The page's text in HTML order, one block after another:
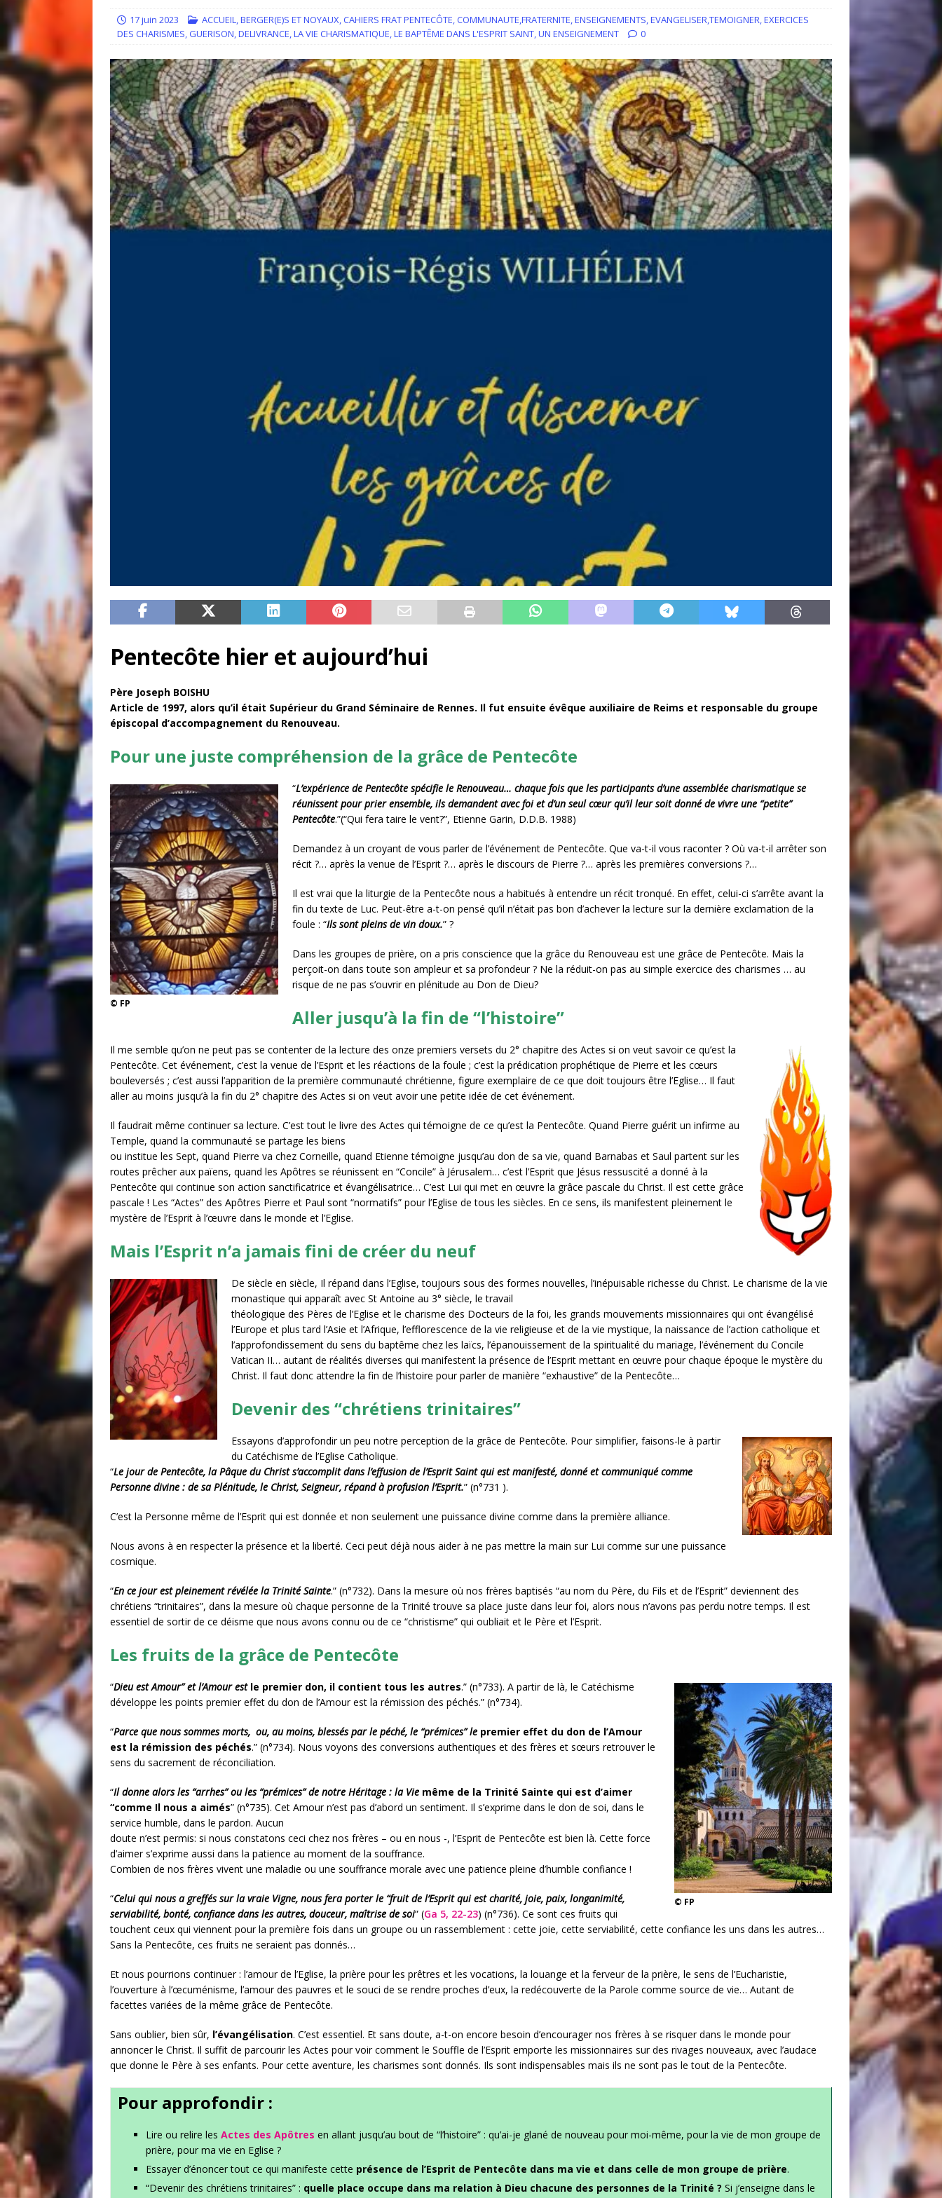
[ 14 juillet 2026 ] Quand la respiration devient prière
ACCUEIL
[ 30 juin 2026 ]
Regards sur l’encyclique “Magnifica Humanitas”. Par le Père Denis Broussat.
ACCUEIL
[ 30 juin 2026 ] Témoignage : “J’ai eu la grâce d’être visité par Dieu”
GUERISON, DELIVRANCE
[ 5 mai 2021 ] EDITO : Que votre joie soit parfaite ! Jn 15, 11 ACCOMPAGNEMENT SPIRITUEL
17 juin 2023 ACCUEIL,BERGER(E)S ET NOYAUX,CAHIERS FRAT PENTECÔTE,COMMUNAUTE,FRATERNITE,ENSEIGNEMENTS,EVANGELISER,TEMOIGNER,EXERCICES
DES CHARISMES, GUERISON, DELIVRANCE,LA VIE CHARISMATIQUE,LE BAPTÊME DANS L'ESPRIT SAINT,UN ENSEIGNEMENT 0
Pentecôte hier et aujourd’hui
Père Joseph BOISHU
Article de 1997, alors qu’il était Supérieur du Grand Séminaire de Rennes. Il fut ensuite évêque auxiliaire de Reims et responsable du groupe
épiscopal d’accompagnement du Renouveau.
Pour une juste compréhension de la grâce de Pentecôte
© FP
“L’expérience de Pentecôte spécifie le Renouveau… chaque fois que les participants d’une assemblée charismatique se
réunissent pour prier ensemble, ils demandent avec foi et d’un seul cœur qu’il leur soit donné de vivre une “petite”
Pentecôte.”(“Qui fera taire le vent?”, Etienne Garin, D.D.B. 1988)
Demandez à un croyant de vous parler de l’événement de Pentecôte. Que va-t-il vous raconter ? Où va-t-il arrêter son
récit ?… après la venue de l’Esprit ?… après le discours de Pierre ?… après les premières conversions ?…
Il est vrai que la liturgie de la Pentecôte nous a habitués à entendre un récit tronqué. En effet, celui-ci s’arrête avant la
fin du texte de Luc. Peut-être a-t-on pensé qu’il n’était pas bon d’achever la lecture sur la dernière exclamation de la
foule : “Ils sont pleins de vin doux.” ?
Dans les groupes de prière, on a pris conscience que la grâce du Renouveau est une grâce de Pentecôte. Mais la
perçoit-on dans toute son ampleur et sa profondeur ? Ne la réduit-on pas au simple exercice des charismes … au
risque de ne pas s’ouvrir en plénitude au Don de Dieu?
Aller jusqu’à la fin de “l’histoire”
Il me semble qu’on ne peut pas se contenter de la lecture des onze premiers versets du 2° chapitre des Actes si on veut savoir ce qu’est la
Pentecôte. Cet événement, c’est la venue de l’Esprit et les réactions de la foule ; c’est la prédication prophétique de Pierre et les cœurs
bouleversés ; c’est aussi l’apparition de la première communauté chrétienne, figure exemplaire de ce que doit toujours être l’Eglise… Il faut
aller au moins jusqu’à la fin du 2° chapitre des Actes si on veut avoir une petite idée de cet événement.
Il faudrait même continuer sa lecture. C’est tout le livre des Actes qui témoigne de ce qu’est la Pentecôte. Quand Pierre guérit un infirme au
Temple, quand la communauté se partage les biens
ou institue les Sept, quand Pierre va chez Corneille, quand Etienne témoigne jusqu’au don de sa vie, quand Barnabas et Saul partent sur les
routes prêcher aux païens, quand les Apôtres se réunissent en “Concile” à Jérusalem… c’est l’Esprit que Jésus ressuscité a donné à la
Pentecôte qui continue son action sanctificatrice et évangélisatrice… C’est Lui qui met en œuvre la grâce pascale du Christ. Il est cette grâce
pascale ! Les “Actes” des Apôtres Pierre et Paul sont “normatifs” pour l’Eglise de tous les siècles. En ce sens, ils manifestent pleinement le
mystère de l’Esprit à l’œuvre dans le monde et l’Eglise.
Mais l’Esprit n’a jamais fini de créer du neuf
De siècle en siècle, Il répand dans l’Eglise, toujours sous des formes nouvelles, l’inépuisable richesse du Christ. Le charisme de la vie
monastique qui apparaît avec St Antoine au 3° siècle, le travail
théologique des Pères de l’Eglise et le charisme des Docteurs de la foi, les grands mouvements missionnaires qui ont évangélisé
l’Europe et plus tard l’Asie et l’Afrique, l’efflorescence de la vie religieuse et de la vie mystique, la naissance de l’action catholique et
l’approfondissement du sens du baptême chez les laïcs, l’épanouissement de la spiritualité du mariage, l’événement du Concile
Vatican II… autant de réalités diverses qui manifestent la présence de l’Esprit mettant en œuvre pour chaque époque le mystère du
Christ. Il faut donc attendre la fin de l’histoire pour parler de manière “exhaustive” de la Pentecôte…
Devenir des “chrétiens trinitaires”
Essayons d’approfondir un peu notre perception de la grâce de Pentecôte. Pour simplifier, faisons-le à partir
du Catéchisme de l’Eglise Catholique.
“Le jour de Pentecôte, la Pâque du Christ s’accomplit dans l’effusion de l’Esprit Saint qui est manifesté, donné et communiqué comme
Personne divine : de sa Plénitude, le Christ, Seigneur, répand à profusion l’Esprit.” (n°731 ).
C’est la Personne même de l’Esprit qui est donnée et non seulement une puissance divine comme dans la première alliance.
Nous avons à en respecter la présence et la liberté. Ceci peut déjà nous aider à ne pas mettre la main sur Lui comme sur une puissance
cosmique.
“En ce jour est pleinement révélée la Trinité Sainte.” (n°732). Dans la mesure où nos frères baptisés “au nom du Père, du Fils et de l’Esprit” deviennent des
chrétiens “trinitaires”, dans la mesure où chaque personne de la Trinité trouve sa place juste dans leur foi, alors nous n’avons pas perdu notre temps. Il est
essentiel de sortir de ce déisme que nous avons connu ou de ce “christisme” qui oubliait et le Père et l’Esprit.
Les fruits de la grâce de Pentecôte
© FP
“Dieu est Amour” et l’Amour estle premier don, il contient tous les autres.” (n°733). A partir de là, le Catéchisme
développe les points premier effet du don de l’Amour est la rémission des péchés.” (n°734).
“Parce que nous sommes morts, ou, au moins, blessés par le péché, le “prémices” le premier effet du don de l’Amour
est la rémission des péchés.” (n°734). Nous voyons des conversions authentiques et des frères et sœurs retrouver le
sens du sacrement de réconciliation.
“Il donne alors les “arrhes” ou les “prémices” de notre Héritage : la Vie même de la Trinité Sainte qui est d’aimer
“comme Il nous a aimés” (n°735). Cet Amour n’est pas d’abord un sentiment. Il s’exprime dans le don de soi, dans le
service humble, dans le pardon. Aucun
doute n’est permis: si nous constatons ceci chez nos frères – ou en nous -, l’Esprit de Pentecôte est bien là. Cette force
d’aimer s’exprime aussi dans la patience au moment de la souffrance.
Combien de nos frères vivent une maladie ou une souffrance morale avec une patience pleine d’humble confiance !
“Celui qui nous a greffés sur la vraie Vigne, nous fera porter le “fruit de l’Esprit qui est charité, joie, paix, longanimité,
serviabilité, bonté, confiance dans les autres, douceur, maîtrise de soi” (Ga 5, 22-23) (n°736). Ce sont ces fruits qui
touchent ceux qui viennent pour la première fois dans un groupe ou un rassemblement : cette joie, cette serviabilité, cette confiance les uns dans les autres…
Sans la Pentecôte, ces fruits ne seraient pas donnés…
Et nous pourrions continuer : l’amour de l’Eglise, la prière pour les prêtres et les vocations, la louange et la ferveur de la prière, le sens de l’Eucharistie,
l’ouverture à l’œcuménisme, l’amour des pauvres et le souci de se rendre proches d’eux, la redécouverte de la Parole comme source de vie… Autant de
facettes variées de la même grâce de Pentecôte.
Sans oublier, bien sûr, l’évangélisation. C’est essentiel. Et sans doute, a-t-on encore besoin d’encourager nos frères à se risquer dans le monde pour
annoncer le Christ. Il suffit de parcourir les Actes pour voir comment le Souffle de l’Esprit emporte les missionnaires sur des rivages nouveaux, avec l’audace
que donne le Père à ses enfants. Pour cette aventure, les charismes sont donnés. Ils sont indispensables mais ils ne sont pas le tout de la Pentecôte.
Pour approfondir :
Lire ou relire les Actes des Apôtres en allant jusqu’au bout de “l’histoire” : qu’ai-je glané de nouveau pour moi-même, pour la vie de mon groupe de
prière, pour ma vie en Eglise ?
Essayer d’énoncer tout ce qui manifeste cette présence de l’Esprit de Pentecôte dans ma vie et dans celle de mon groupe de prière.
“Devenir des chrétiens trinitaires” : quelle place occupe dans ma relation à Dieu chacune des personnes de la Trinité ? Si j’enseigne dans le